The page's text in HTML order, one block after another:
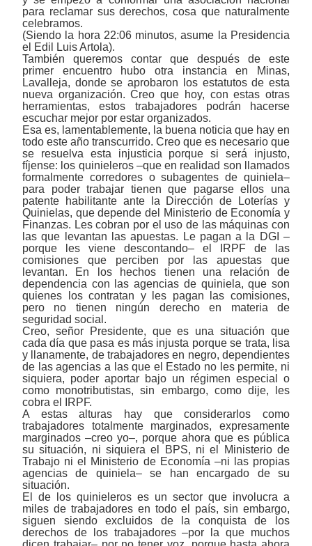
para reclamar sus derechos, cosa que naturalmente
celebramos.
(Siendo la hora 22:06 minutos, asume la Presidencia
el Edil Luis Artola).
También queremos contar que después de este
primer encuentro hubo otra instancia en Minas,
Lavalleja, donde se aprobaron los estatutos de esta
nueva organización. Creo que hoy, con estas otras
herramientas, estos trabajadores podrán hacerse
escuchar mejor por estar organizados.
Esa es, lamentablemente, la buena noticia que hay en
todo este año transcurrido. Creo que es necesario que
se resuelva esta injusticia porque si será injusto,
fíjense: los quinieleros –que en realidad son llamados
formalmente corredores o subagentes de quiniela–
para poder trabajar tienen que pagarse ellos una
patente habilitante ante la Dirección de Loterías y
Quinielas, que depende del Ministerio de Economía y
Finanzas. Les cobran por el uso de las máquinas con
las que levantan las apuestas. Le pagan a la DGI ‒
porque les viene descontando‒ el IRPF de las
comisiones que perciben por las apuestas que
levantan. En los hechos tienen una relación de
dependencia con las agencias de quiniela, que son
quienes los contratan y les pagan las comisiones,
pero no tienen ningún derecho en materia de
seguridad social.
Creo, señor Presidente, que es una situación que
cada día que pasa es más injusta porque se trata, lisa
y llanamente, de trabajadores en negro, dependientes
de las agencias a las que el Estado no les permite, ni
siquiera, poder aportar bajo un régimen especial o
como monotributistas, sin embargo, como dije, les
cobra el IRPF.
A estas alturas hay que considerarlos como
trabajadores totalmente marginados, expresamente
marginados –creo yo–, porque ahora que es pública
su situación, ni siquiera el BPS, ni el Ministerio de
Trabajo ni el Ministerio de Economía –ni las propias
agencias de quiniela– se han encargado de su
situación.
El de los quinieleros es un sector que involucra a
miles de trabajadores en todo el país, sin embargo,
siguen siendo excluidos de la conquista de los
derechos de los trabajadores ‒por la que muchos